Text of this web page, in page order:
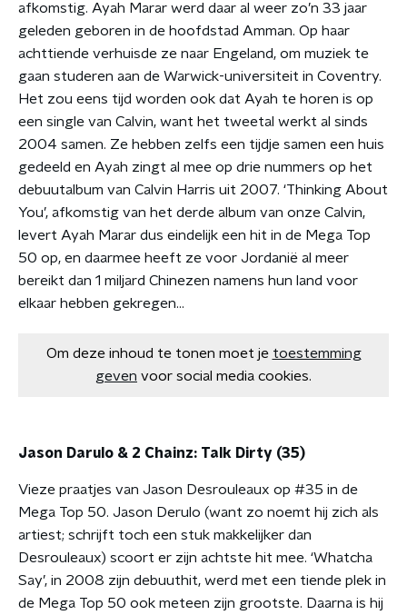
afkomstig. Ayah Marar werd daar al weer zo’n 33 jaar
geleden geboren in de hoofdstad Amman. Op haar
achttiende verhuisde ze naar Engeland, om muziek te
gaan studeren aan de Warwick-universiteit in Coventry.
Het zou eens tijd worden ook dat Ayah te horen is op
een single van Calvin, want het tweetal werkt al sinds
2004 samen. Ze hebben zelfs een tijdje samen een huis
gedeeld en Ayah zingt al mee op drie nummers op het
debuutalbum van Calvin Harris uit 2007. ‘Thinking About
You’, afkomstig van het derde album van onze Calvin,
levert Ayah Marar dus eindelijk een hit in de Mega Top
50 op, en daarmee heeft ze voor Jordanië al meer
bereikt dan 1 miljard Chinezen namens hun land voor
elkaar hebben gekregen…
Om deze inhoud te tonen moet je toestemming
geven voor social media cookies.
Jason Darulo & 2 Chainz: Talk Dirty (35)
Vieze praatjes van Jason Desrouleaux op #35 in de
Mega Top 50. Jason Derulo (want zo noemt hij zich als
artiest; schrijft toch een stuk makkelijker dan
Desrouleaux) scoort er zijn achtste hit mee. ‘Whatcha
Say’, in 2008 zijn debuuthit, werd met een tiende plek in
de Mega Top 50 ook meteen zijn grootste. Daarna is hij